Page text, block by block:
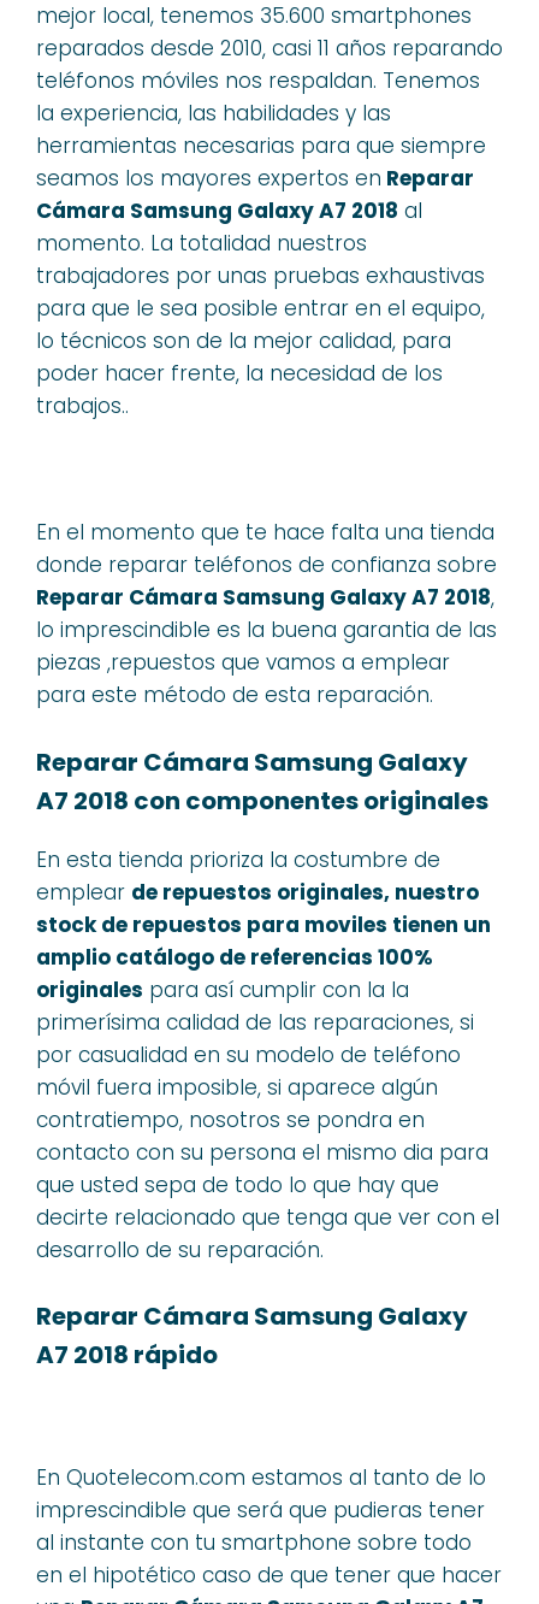
mejor local, tenemos 35.600 smartphones
reparados desde 2010, casi 11 años reparando
teléfonos móviles nos respaldan. Tenemos
la experiencia, las habilidades y las
herramientas necesarias para que siempre
seamos los mayores expertos en Reparar
Cámara Samsung Galaxy A7 2018 al
momento. La totalidad nuestros
trabajadores por unas pruebas exhaustivas
para que le sea posible entrar en el equipo,
lo técnicos son de la mejor calidad, para
poder hacer frente, la necesidad de los
trabajos..
En el momento que te hace falta una tienda
donde reparar teléfonos de confianza sobre
Reparar Cámara Samsung Galaxy A7 2018,
lo imprescindible es la buena garantia de las
piezas ,repuestos que vamos a emplear
para este método de esta reparación.
Reparar Cámara Samsung Galaxy
A7 2018 con componentes originales
En esta tienda prioriza la costumbre de
emplear de repuestos originales, nuestro
stock de repuestos para moviles tienen un
amplio catálogo de referencias 100%
originales para así cumplir con la la
primerísima calidad de las reparaciones, si
por casualidad en su modelo de teléfono
móvil fuera imposible, si aparece algún
contratiempo, nosotros se pondra en
contacto con su persona el mismo dia para
que usted sepa de todo lo que hay que
decirte relacionado que tenga que ver con el
desarrollo de su reparación.
Reparar Cámara Samsung Galaxy
A7 2018 rápido
En Quotelecom.com estamos al tanto de lo
imprescindible que será que pudieras tener
al instante con tu smartphone sobre todo
en el hipotético caso de que tener que hacer